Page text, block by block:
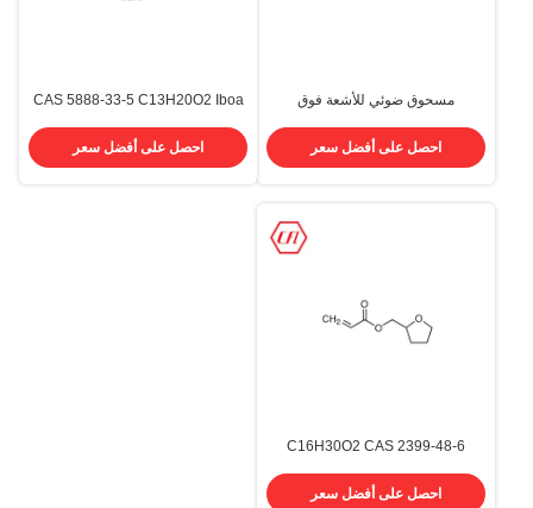
مسحوق ضوئي للأشعة فوق
2،2-Dimethoxy-2-
Phenylacetophenone 24650-42-8
احصل على أفضل سعر
CAS 5888-33-5 C13H20O2 Iboa
احصل على أفضل سعر
C16H30O2 CAS 2399-48-6
نقاء THFA مونومر
احصل على أفضل سعر